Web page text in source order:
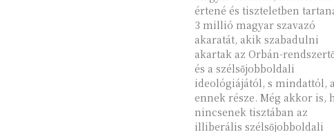
értené és tiszteletben
3 millió magyar szavazó
akaratát, akik szabadulni
akartak az Orbán-
és a szélsőjobboldali
ideológiájától, s mindattól,
ennek része. Még akkor is,
nincsenek tisztában az
illiberális szélsőjobboldali